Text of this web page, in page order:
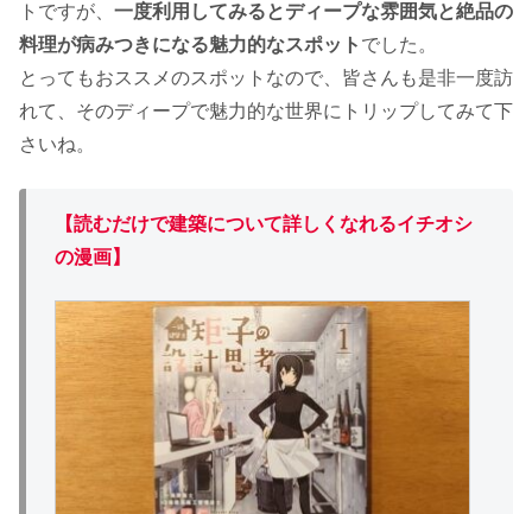
トですが、 一度利用してみるとディープな雰囲気と絶品の
料理が病みつきになる魅力的なスポット でした。
とってもおススメのスポットなので、皆さんも是非一度訪
れて、そのディープで魅力的な世界にトリップしてみて下
さいね。
【読むだけで建築について詳しくなれるイチオシ
の漫画】